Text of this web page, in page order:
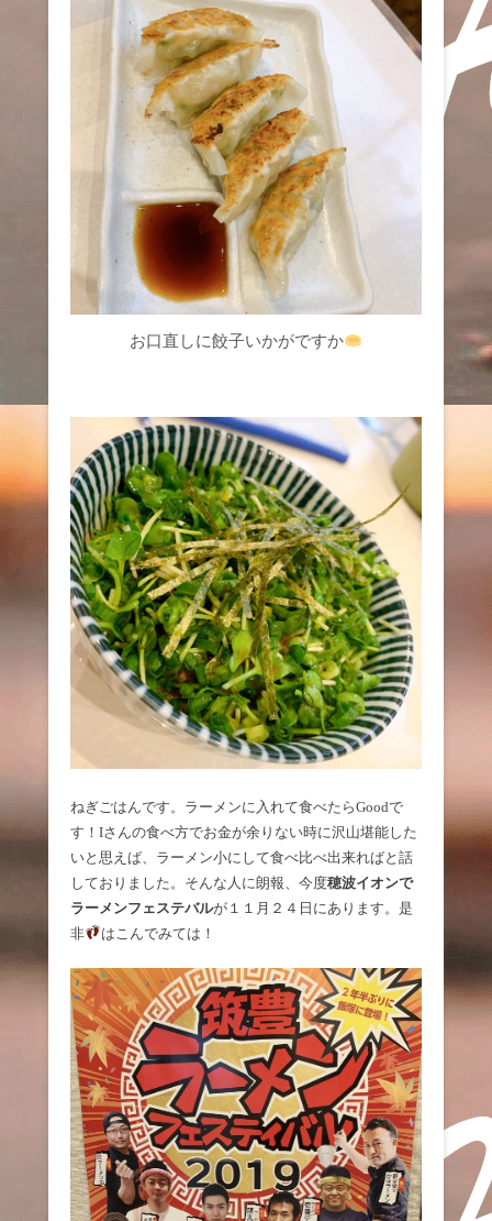
お口直しに餃子いかがですか
ねぎごはんです。ラーメンに入れて食べたらGoodで
す！Iさんの食べ方でお金が余りない時に沢山堪能した
いと思えば、ラーメン小にして食べ比べ出来ればと話
しておりました。そんな人に朗報、今度穂波イオンで
ラーメンフェステバルが１１月２４日にあります。是
非
はこんでみては！